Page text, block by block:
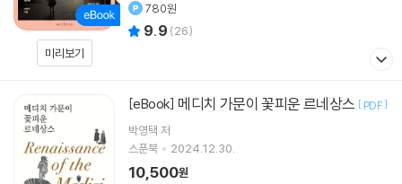
미리보기
780원
9.9 (26)
[eBook] 메디치 가문이 꽃피운 르네상스 [ PDF]
박영택 저
스푼북
2024.12.30.
10,500원